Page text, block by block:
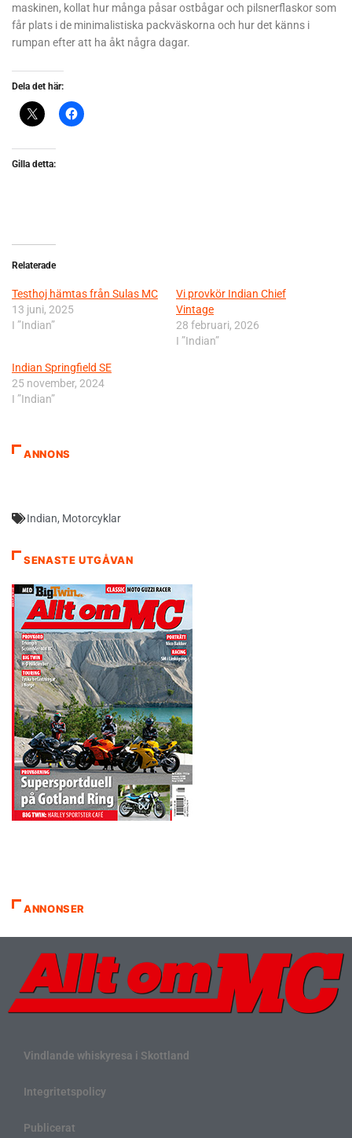
maskinen, kollat hur många påsar ostbågar och pilsnerflaskor som
får plats i de minimalistiska packväskorna och hur det känns i
rumpan efter att ha åkt några dagar.
Dela det här:
Gilla detta:
Relaterade
Testhoj hämtas från Sulas MC
13 juni, 2025
I ”Indian”
Vi provkör Indian Chief
Vintage
28 februari, 2026
I ”Indian”
Indian Springfield SE
25 november, 2024
I ”Indian”
ANNONS
Indian, Motorcyklar
SENASTE UTGÅVAN
ANNONSER
Vindlande whiskyresa i Skottland
Integritetspolicy
Publicerat